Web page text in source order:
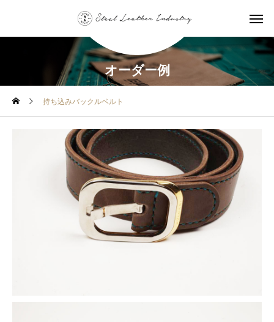
オーダー例
持ち込みバックルベルト